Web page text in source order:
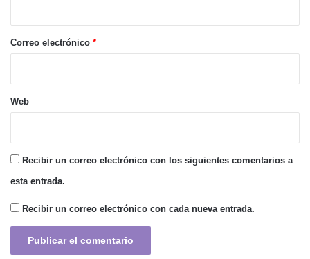
*
Correo electrónico *
Web
Recibir un correo electrónico con los siguientes comentarios a
esta entrada.
Recibir un correo electrónico con cada nueva entrada.